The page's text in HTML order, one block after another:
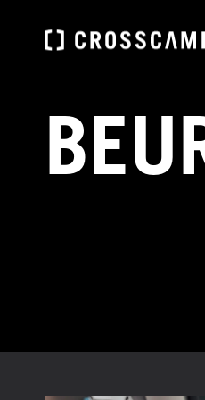
Zoek je dealer
NAAR DEALER